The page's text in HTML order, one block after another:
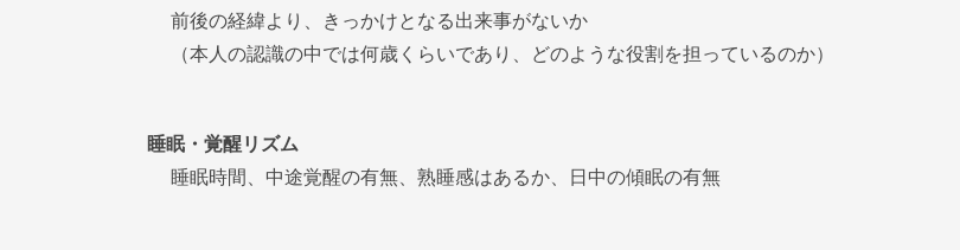
前後の経緯より、きっかけとなる出来事がないか
（本人の認識の中では何歳くらいであり、どのような役割を担っているのか）
睡眠・覚醒リズム
睡眠時間、中途覚醒の有無、熟睡感はあるか、日中の傾眠の有無